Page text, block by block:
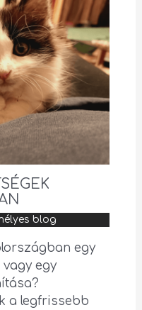
blog
egy
egy
a legfrissebb